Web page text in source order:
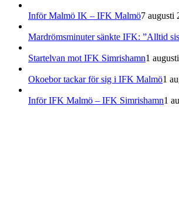
Inför Malmö IK – IFK Malmö7 augusti
Mardrömsminuter sänkte IFK: ”Alltid
Startelvan mot IFK Simrishamn1
Okoebor tackar för sig i IFK Malmö1
Inför IFK Malmö – IFK Simrishamn1